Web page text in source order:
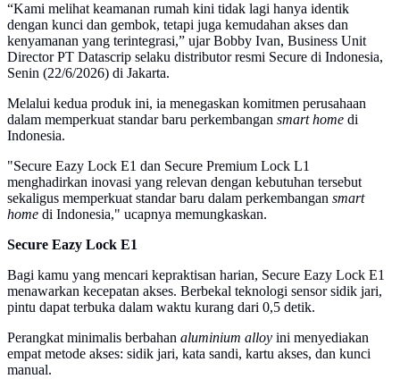
“Kami melihat keamanan rumah kini tidak lagi hanya identik
dengan kunci dan gembok, tetapi juga kemudahan akses dan
kenyamanan yang terintegrasi,” ujar Bobby Ivan, Business Unit
Director PT Datascrip selaku distributor resmi Secure di Indonesia,
Senin (22/6/2026) di Jakarta.
Melalui kedua produk ini, ia menegaskan komitmen perusahaan
dalam memperkuat standar baru perkembangan smart home di
Indonesia.
"Secure Eazy Lock E1 dan Secure Premium Lock L1
menghadirkan inovasi yang relevan dengan kebutuhan tersebut
sekaligus memperkuat standar baru dalam perkembangan smart
home di Indonesia," ucapnya memungkaskan.
Secure Eazy Lock E1
Bagi kamu yang mencari kepraktisan harian, Secure Eazy Lock E1
menawarkan kecepatan akses. Berbekal teknologi sensor sidik jari,
pintu dapat terbuka dalam waktu kurang dari 0,5 detik.
Perangkat minimalis berbahan aluminium alloy ini menyediakan
empat metode akses: sidik jari, kata sandi, kartu akses, dan kunci
manual.